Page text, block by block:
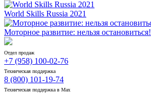
World Skills Russia 2021
Моторное развитие: нельзя остановиться!
Отдел продаж
+7 (958) 100-02-76
Техническая поддержка
8 (800) 101-19-74
Техническая поддержка в Max